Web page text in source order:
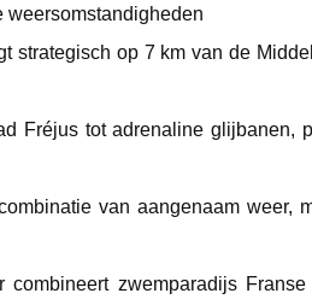
weersomstandigheden
strategisch op 7 km van de
Fréjus tot adrenaline glijbanen,
van aangenaam weer,
zwemparadijs